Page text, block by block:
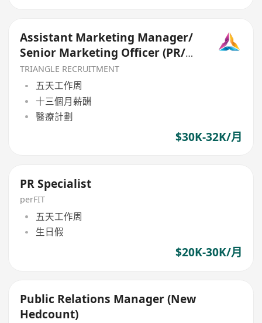
Assistant Marketing Manager/
Senior Marketing Officer (PR/
Media/ Entertainment)
TRIANGLE RECRUITMENT
五天工作周
十三個月薪酬
醫療計劃
$30K-32K/月
PR Specialist
perFIT
五天工作周
生日假
$20K-30K/月
Public Relations Manager (New
Hedcount)